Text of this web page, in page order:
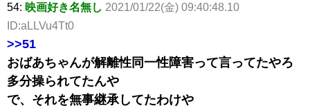
54: 映画好き名無し 2021/01/22(金) 09:40:48.10
ID:aLLVu4Tt0
>>51
おばあちゃんが解離性同一性障害って言ってたやろ
多分操られてたんや
で、それを無事継承してたわけや